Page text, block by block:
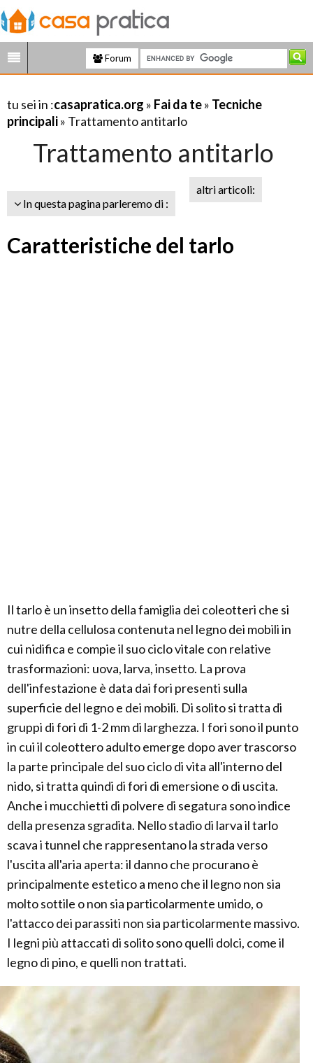
Forum
tu sei in :casapratica.org » Fai da te» Tecniche
principali» Trattamento antitarlo
Trattamento antitarlo
In questa pagina parleremo di :
altri articoli:
Caratteristiche del tarlo
Il tarlo è un insetto della famiglia dei coleotteri che si
nutre della cellulosa contenuta nel legno dei mobili in
cui nidifica e compie il suo ciclo vitale con relative
trasformazioni: uova, larva, insetto. La prova
dell'infestazione è data dai fori presenti sulla
superficie del legno e dei mobili. Di solito si tratta di
gruppi di fori di 1-2 mm di larghezza. I fori sono il punto
in cui il coleottero adulto emerge dopo aver trascorso
la parte principale del suo ciclo di vita all'interno del
nido, si tratta quindi di fori di emersione o di uscita.
Anche i mucchietti di polvere di segatura sono indice
della presenza sgradita. Nello stadio di larva il tarlo
scava i tunnel che rappresentano la strada verso
l'uscita all'aria aperta: il danno che procurano è
principalmente estetico a meno che il legno non sia
molto sottile o non sia particolarmente umido, o
l'attacco dei parassiti non sia particolarmente massivo.
I legni più attaccati di solito sono quelli dolci, come il
legno di pino, e quelli non trattati.